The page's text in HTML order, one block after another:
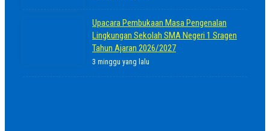
Upacara Pembukaan Masa Pengenalan
Lingkungan Sekolah SMA Negeri 1 Sragen
Tahun Ajaran 2026/2027
3 minggu yang lalu